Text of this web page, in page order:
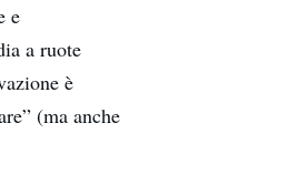
e
a ruote
è
(ma anche